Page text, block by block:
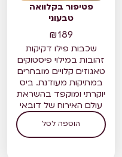
פטיפור בקלוואה
טבעוני
₪189
שכבות פילו דקיקות
זהובות במילוי פיסטוקים
טאגוזים קלויים מובחרים
במתיקות מעודנת. ביס
יוקרתי ומוקפד בהשראת
עולם האירוח של דובאי
הוספה לסל